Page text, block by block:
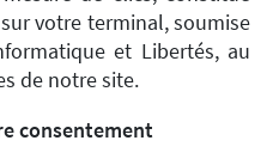
votre terminal, soumise
et Libertés, au
de notre site.
consentement